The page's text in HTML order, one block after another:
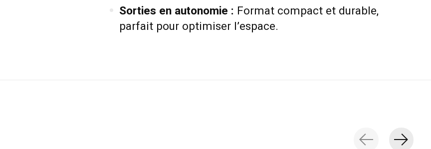
Sorties en autonomie : Format compact et durable,
parfait pour optimiser l’espace.